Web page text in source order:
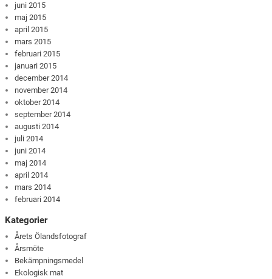
juni 2015
maj 2015
april 2015
mars 2015
februari 2015
januari 2015
december 2014
november 2014
oktober 2014
september 2014
augusti 2014
juli 2014
juni 2014
maj 2014
april 2014
mars 2014
februari 2014
Kategorier
Årets Ölandsfotograf
Årsmöte
Bekämpningsmedel
Ekologisk mat